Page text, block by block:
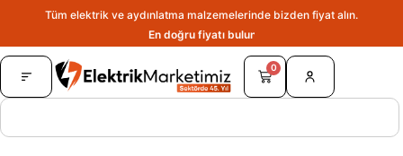
Tüm elektrik ve aydınlatma malzemelerinde bizden fiyat alın.
En doğru fiyatı bulun.
0